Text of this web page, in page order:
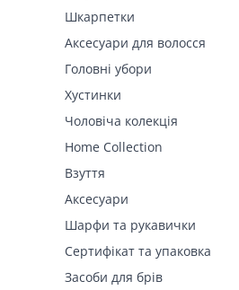
Шкарпетки
Аксесуари для волосся
Головні убори
Хустинки
Чоловіча колекція
Home Collection
Взуття
Аксесуари
Шарфи та рукавички
Сертифікат та упаковка
Засоби для брів
Розмір (7)
Основний колір (6)
Виробник (1)
FAMO, власне виробництво (6)